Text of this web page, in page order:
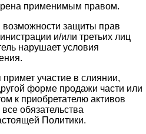
применимым правом.
возможности защиты прав
и/или третьих лиц
нарушает условия
участие в слиянии,
форме продажи части или
к приобретателю активов
обязательства
Политики.